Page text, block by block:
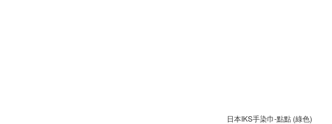
日本IKS手染巾-點點 (綠色)